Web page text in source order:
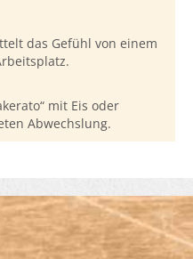
das Gefühl von einem
mit Eis oder
Abwechslung.